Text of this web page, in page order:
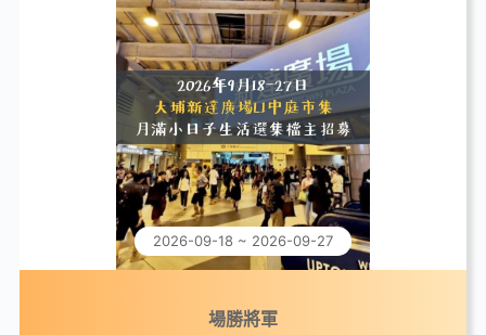
2026-09-18 ~ 2026-09-27
場勝將軍